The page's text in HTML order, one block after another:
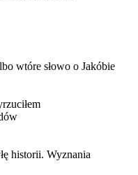
wtóre słowo o Jakóbie
historii. Wyznania